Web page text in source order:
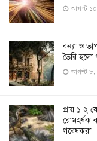
আগস্ট
বন্যা ও
তৈরি হলো
আগস্ট ৮,
প্রায় ১.২
রোমহর্ষক
গবেষকরা